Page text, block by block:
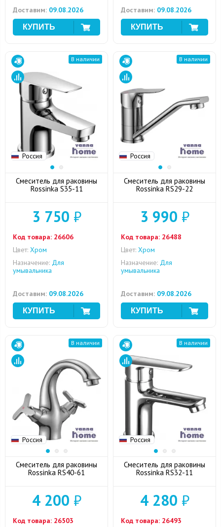
Доставим: 09.08.2026 Доставим: 09.08.2026
Россия
В наличии
Смеситель для раковины
Rossinka S35-11
3 750 ₽
Код товара: 26606
Цвет: Хром
Назначение: Для
умывальника
Доставим: 09.08.2026
Россия
В наличии
Смеситель для раковины
Rossinka RS29-22
3 990 ₽
Код товара: 26488
Цвет: Хром
Назначение: Для
умывальника
Доставим: 09.08.2026
Россия
В наличии
Смеситель для раковины
Rossinka RS40-61
4 200 ₽
Код товара: 26503
Россия
В наличии
Смеситель для раковины
Rossinka RS32-11
4 280 ₽
Код товара: 26493